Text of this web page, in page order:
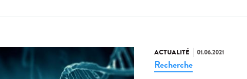
ACTUALITÉ 01.06.2021
Recherche